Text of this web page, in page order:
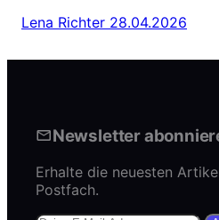
Lena Richter 28.04.2026
Newsletter
Erhalte die neuesten
Postfach.